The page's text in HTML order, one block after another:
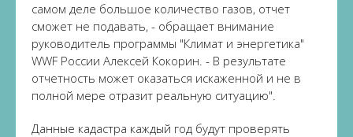
самом деле большое количество газов, отчет
сможет не подавать, - обращает внимание
руководитель программы "Климат и энергетика"
WWF России Алексей Кокорин. - В результате
отчетность может оказаться искаженной и не в
полной мере отразит реальную ситуацию".
Данные кадастра каждый год будут проверять